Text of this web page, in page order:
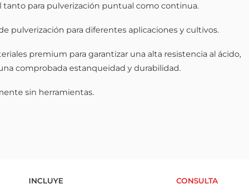
tanto para pulverización puntual como continua.
pulverización para diferentes aplicaciones y cultivos.
premium para garantizar una alta resistencia al ácido,
comprobada estanqueidad y durabilidad.
sin herramientas.
INCLUYE CONSULTA